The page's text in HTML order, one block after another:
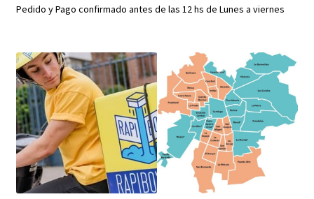
Pedido y Pago confirmado antes de las 12 hs de Lunes a viernes